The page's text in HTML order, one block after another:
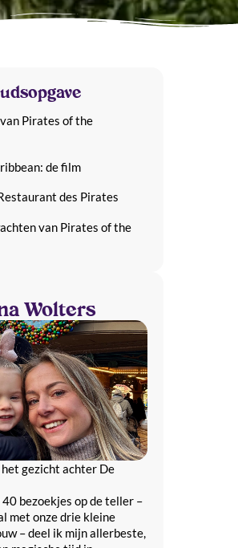
Pirates of the
de film
des Pirates
van Pirates of the
Paris,
Wolters
gezicht achter De
bezoekjes op de teller –
met onze drie kleine
– deel ik mijn allerbeste,